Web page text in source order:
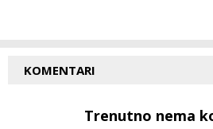
KOMENTARI
Trenutno nema